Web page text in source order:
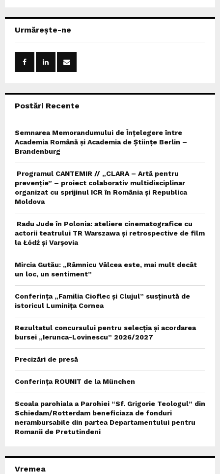
h
o
Urmărește-ne
Postări Recente
Semnarea Memorandumului de Înțelegere între
Academia Română și Academia de Științe Berlin –
Brandenburg
Programul CANTEMIR // „CLARA – Artă pentru
prevenție” – proiect colaborativ multidisciplinar
organizat cu sprijinul ICR în România și Republica
Moldova
Radu Jude în Polonia: ateliere cinematografice cu
actorii teatrului TR Warszawa și retrospective de film
la Łódź și Varșovia
Mircia Gutău: „Râmnicu Vâlcea este, mai mult decât
un loc, un sentiment”
Conferința „Familia Cioflec și Clujul” susținută de
istoricul Luminița Cornea
Rezultatul concursului pentru selecția și acordarea
bursei „Ierunca-Lovinescu” 2026/2027
Precizări de presă
Conferința ROUNIT de la München
Scoala parohiala a Parohiei “Sf. Grigorie Teologul” din
Schiedam/Rotterdam beneficiaza de fonduri
nerambursabile din partea Departamentului pentru
Romanii de Pretutindeni
Vremea